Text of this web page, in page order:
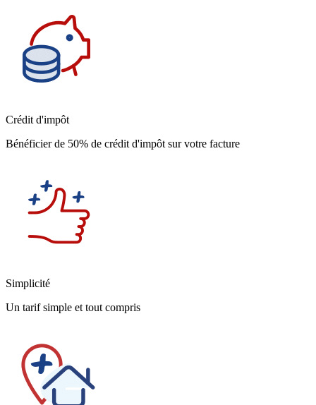
Crédit d'impôt
Bénéficier de 50% de crédit d'impôt sur votre facture
Simplicité
Un tarif simple et tout compris